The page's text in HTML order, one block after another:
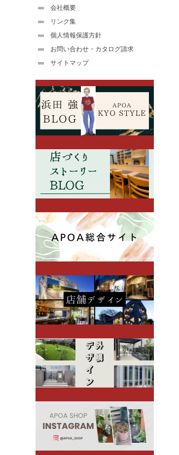
会社概要
リンク集
個人情報保護方針
お問い合わせ・カタログ請求
サイトマップ